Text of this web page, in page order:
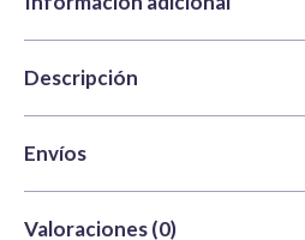
Marca
Pinturas,
SKU
VAL-
Peso
Descripción
Vallejo Weathering FX Efecto
Envíos
Envío gratis
Valoraciones (0)